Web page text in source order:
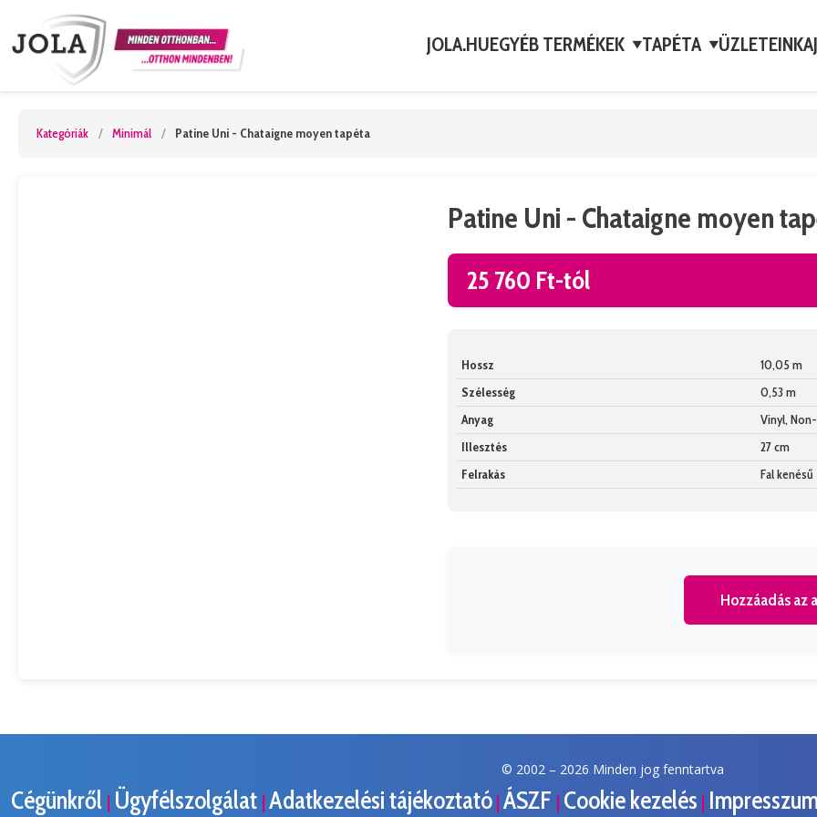
JOLA.HUEGYÉB TERMÉKEK ▼TAPÉTA ▼ÜZLETEINK
Kategóriák / Minimál / Patine Uni - Chataigne moyen tapéta
Patine Uni - Chataigne moyen
25 760 Ft-tól
Hossz
10,05 m
Szélesség
0,53 m
Anyag
Vinyl,
Illesztés
27 cm
Felrakás
Fal kenésű
Hozzáadás az
© 2002 – 2026 Minden jog fenntartva
Cégünkről | Ügyfélszolgálat | Adatkezelési tájékoztató | ÁSZF | Cookie kezelés |